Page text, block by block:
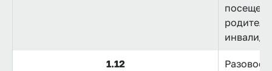
1.12
Разовое